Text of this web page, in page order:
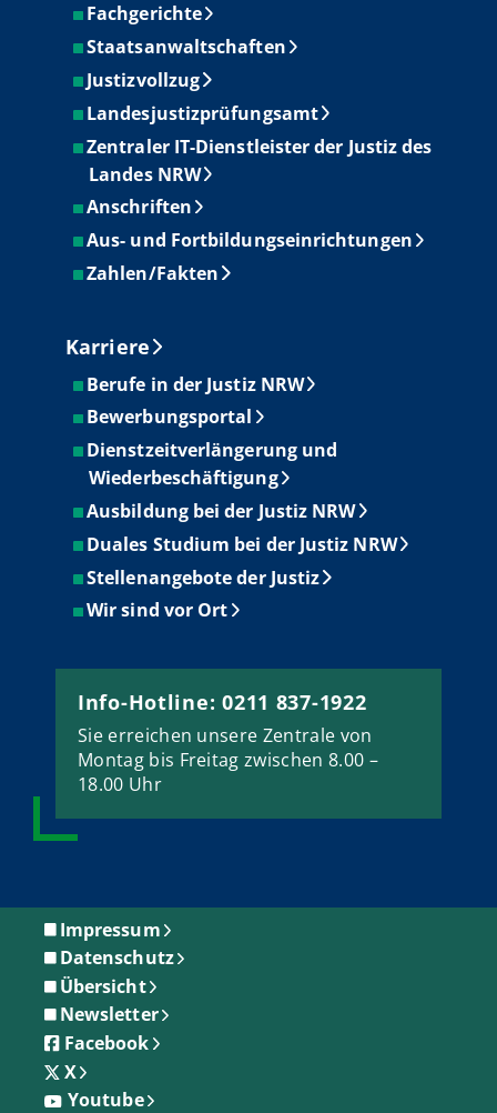
Fachgerichte
Staatsanwaltschaften
Justizvollzug
Landesjustizprüfungsamt
Zentraler IT-Dienstleister der Justiz des
Landes NRW
Anschriften
Aus- und Fortbildungseinrichtungen
Zahlen/Fakten
Karriere
Berufe in der Justiz NRW
Bewerbungsportal
Dienstzeitverlängerung und
Wiederbeschäftigung
Ausbildung bei der Justiz NRW
Duales Studium bei der Justiz NRW
Stellenangebote der Justiz
Wir sind vor Ort
Info-Hotline: 0211 837-1922
Sie erreichen unsere Zentrale von
Montag bis Freitag zwischen 8.00 –
18.00 Uhr
Impressum
Datenschutz
Übersicht
Newsletter
Facebook
X
Youtube